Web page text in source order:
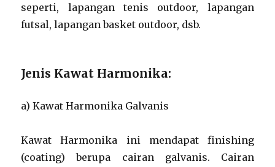
seperti, lapangan tenis outdoor, lapangan
futsal, lapangan basket outdoor, dsb.
Jenis Kawat Harmonika:
a) Kawat Harmonika Galvanis
Kawat Harmonika ini mendapat finishing
(coating) berupa cairan galvanis. Cairan